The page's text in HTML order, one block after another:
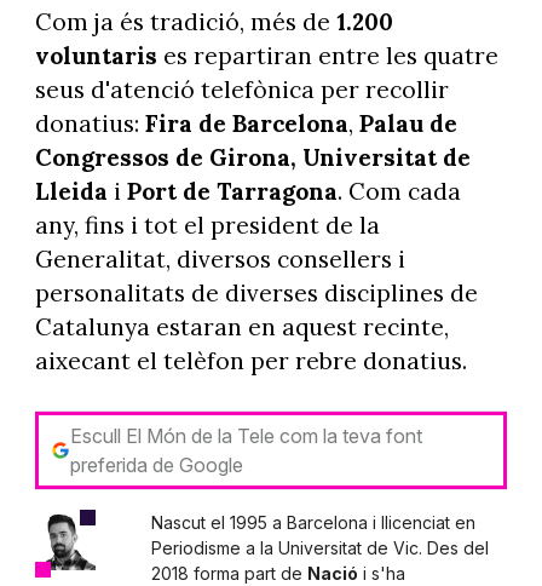
Com ja és tradició, més de 1.200
voluntaris es repartiran entre les quatre
seus d'atenció telefònica per recollir
donatius: Fira de Barcelona, Palau de
Congressos de Girona, Universitat de
Lleida iPort de Tarragona. Com cada
any, fins i tot el president de la
Generalitat, diversos consellers i
personalitats de diverses disciplines de
Catalunya estaran en aquest recinte,
aixecant el telèfon per rebre donatius.
Escull El Món de la Tele com la teva font
preferida de Google
Nascut el 1995 a Barcelona i llicenciat en
Periodisme a la Universitat de Vic. Des del
2018 forma part de Nació i s'ha